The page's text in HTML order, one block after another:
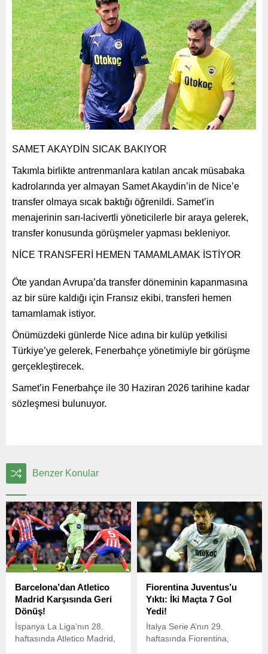
SAMET AKAYDİN SICAK BAKIYOR
Takımla birlikte antrenmanlara katılan ancak müsabaka
kadrolarında yer almayan Samet Akaydin’in de Nice’e
transfer olmaya sıcak baktığı öğrenildi. Samet’in
menajerinin sarı-lacivertli yöneticilerle bir araya gelerek,
transfer konusunda görüşmeler yapması bekleniyor.
NİCE TRANSFERİ HEMEN TAMAMLAMAK İSTİYOR
Öte yandan Avrupa’da transfer döneminin kapanmasına
az bir süre kaldığı için Fransız ekibi, transferi hemen
tamamlamak istiyor.
Önümüzdeki günlerde Nice adına bir kulüp yetkilisi
Türkiye’ye gelerek, Fenerbahçe yönetimiyle bir görüşme
gerçekleştirecek.
Samet’in Fenerbahçe ile 30 Haziran 2026 tarihine kadar
sözleşmesi bulunuyor.
Benzer Konular
Barcelona’dan Atletico
Madrid Karşısında Geri
Dönüş!
İspanya La Liga’nın 28.
haftasında Atletico Madrid,
Fiorentina Juventus’u
Yıktı: İki Maçta 7 Gol
Yedi!
İtalya Serie A’nın 29.
haftasında Fiorentina,